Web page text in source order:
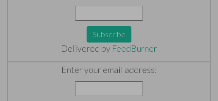
Delivered by FeedBurner
Enter your email address: